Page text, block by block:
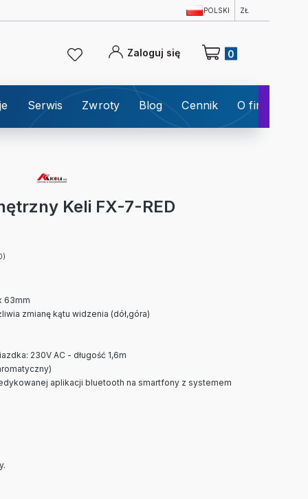
POLSKI ZŁ
Zaloguj się Produkty w koszyku:
Serwis Zwroty Blog Cennik O firmie
Keli FX-7-RED
63mm
zmianę kątu widzenia (dół,góra)
230V AC - długość 1,6m
aplikacji bluetooth na smartfony z systemem